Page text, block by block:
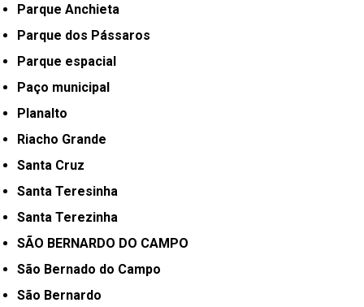
Parque Anchieta
Parque dos Pássaros
Parque espacial
Paço municipal
Planalto
Riacho Grande
Santa Cruz
Santa Teresinha
Santa Terezinha
SÃO BERNARDO DO CAMPO
São Bernado do Campo
São Bernardo